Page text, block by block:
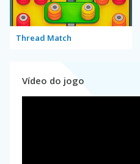
Thread Match
Vídeo do jogo